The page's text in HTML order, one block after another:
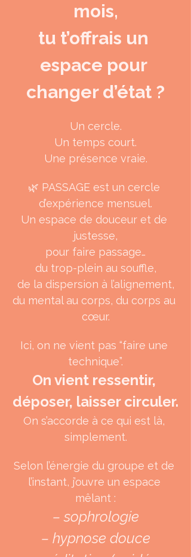
mois,
tu t’offrais un
espace pour
changer d’état ?
Un cercle.
Un temps court.
Une présence vraie.
🌿 PASSAGE est un cercle
d’expérience mensuel.
Un espace de douceur et de
justesse,
pour faire passage…
du trop-plein au souffle,
de la dispersion à l’alignement,
du mental au corps, du corps au
cœur.
Ici, on ne vient pas “faire une
technique”.
On vient ressentir,
déposer, laisser circuler.
On s’accorde à ce qui est là,
simplement.
Selon l’énergie du groupe et de
l’instant, j’ouvre un espace
mêlant :
– sophrologie
– hypnose douce